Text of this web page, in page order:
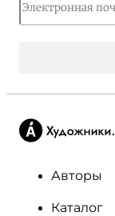
Авторы
Каталог